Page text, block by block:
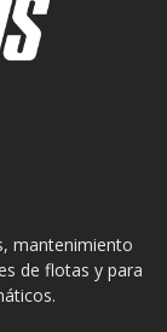
mantenimiento
de flotas y para